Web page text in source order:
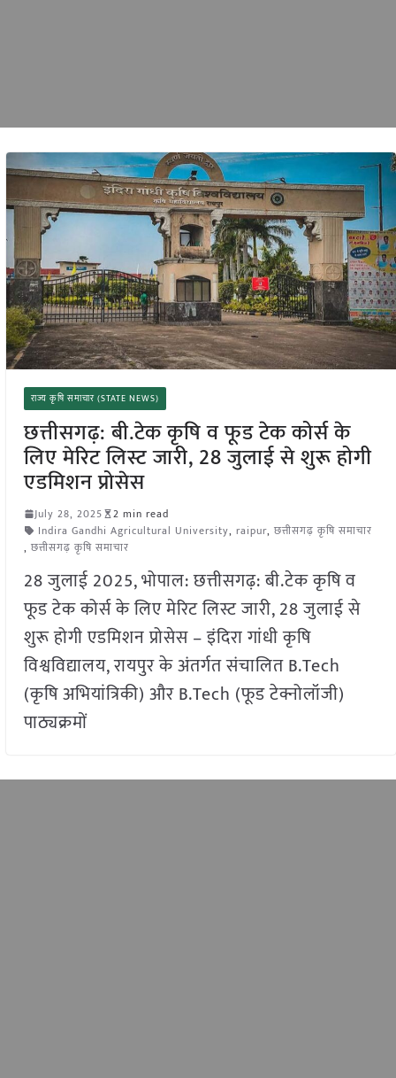
राज्य कृषि समाचार (STATE NEWS)
छत्तीसगढ़: बी.टेक कृषि व फूड टेक कोर्स के
लिए मेरिट लिस्ट जारी, 28 जुलाई से शुरू होगी
एडमिशन प्रोसेस
July 28, 2025
2 min read
Indira Gandhi Agricultural University, raipur, छत्तीसगढ़ कृषि समाचार
, छत्तीसगढ़ कृषि समाचार
28 जुलाई 2025, भोपाल: छत्तीसगढ़: बी.टेक कृषि व
फूड टेक कोर्स के लिए मेरिट लिस्ट जारी, 28 जुलाई से
शुरू होगी एडमिशन प्रोसेस – इंदिरा गांधी कृषि
विश्वविद्यालय, रायपुर के अंतर्गत संचालित B.Tech
(कृषि अभियांत्रिकी) और B.Tech (फूड टेक्नोलॉजी)
पाठ्यक्रमों